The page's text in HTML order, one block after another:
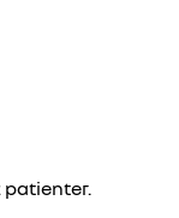
patienter.